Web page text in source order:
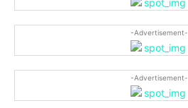
-Advertisement-
-Advertisement-